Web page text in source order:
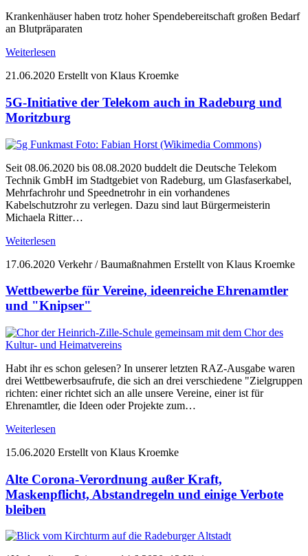
Krankenhäuser haben trotz hoher Spendebereitschaft großen Bedarf
an Blutpräparaten
Weiterlesen
21.06.2020 Erstellt von Klaus Kroemke
5G-Initiative der Telekom auch in Radeburg und
Moritzburg
Seit 08.06.2020 bis 08.08.2020 buddelt die Deutsche Telekom
Technik GmbH im Stadtgebiet von Radeburg, um Glasfaserkabel,
Mehrfachrohr und Speednetrohr in ein vorhandenes
Kabelschutzrohr zu verlegen. Dazu sind laut Bürgermeisterin
Michaela Ritter…
Weiterlesen
17.06.2020 Verkehr / Baumaßnahmen Erstellt von Klaus Kroemke
Wettbewerbe für Vereine, ideenreiche Ehrenamtler
und "Knipser"
Habt ihr es schon gelesen? In unserer letzten RAZ-Ausgabe waren
drei Wettbewerbsaufrufe, die sich an drei verschiedene "Zielgruppen
richten: einer richtet sich an alle unsere Vereine, einer ist für
Ehrenamtler, die Ideen oder Projekte zum…
Weiterlesen
15.06.2020 Erstellt von Klaus Kroemke
Alte Corona-Verordnung außer Kraft,
Maskenpflicht, Abstandregeln und einige Verbote
bleiben